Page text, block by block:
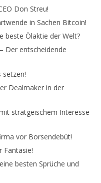
Don Streu!
in Sachen Bitcoin!
beste Ölaktie der Welt?
Der entscheidende
setzen!
Dealmaker in der
stratgeischem Interesse
vor Borsendebüt!
Fantasie!
besten Sprüche und